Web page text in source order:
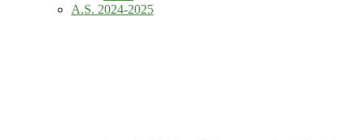
A.S. 2024-2025